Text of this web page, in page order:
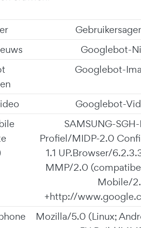
Googlebot-
Googlebot-
Googlebot-
SAMSUNG-
Profiel/MIDP-2.0
1.1 UP.Browser/
MMP/2.0
Mobile/
+http://
Mozilla/5.0 (Linux;